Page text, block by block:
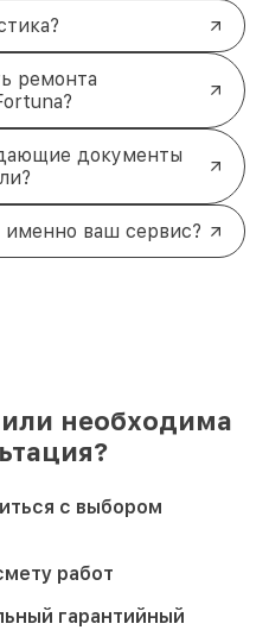
ремонта
документы
именно ваш сервис?
необходима
с выбором
работ
гарантийный